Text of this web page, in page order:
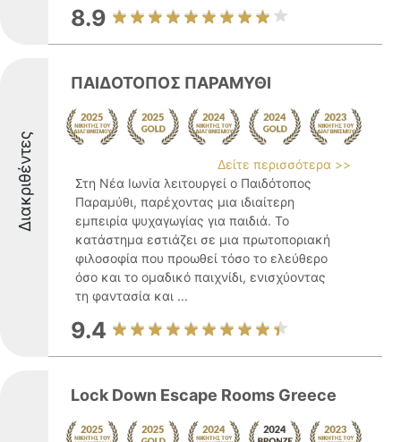
8.9
Διακριθέντες
ΠΑΙΔΟΤΟΠΟΣ ΠΑΡΑΜΥΘΙ
Δείτε περισσότερα >>
Στη Νέα Ιωνία λειτουργεί ο Παιδότοπος
Παραμύθι, παρέχοντας μια ιδιαίτερη
εμπειρία ψυχαγωγίας για παιδιά. Το
κατάστημα εστιάζει σε μια πρωτοποριακή
φιλοσοφία που προωθεί τόσο το ελεύθερο
όσο και το ομαδικό παιχνίδι, ενισχύοντας
τη φαντασία και ...
9.4
Lock Down Escape Rooms Greece